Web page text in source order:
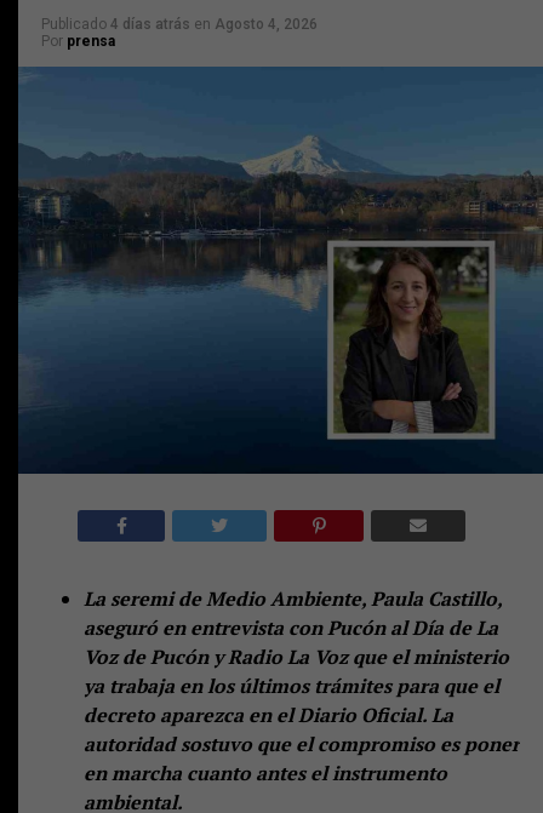
Publicado 4 días atrás en Agosto 4, 2026
Por prensa
La seremi de Medio Ambiente, Paula Castillo,
aseguró en entrevista con Pucón al Día de La
Voz de Pucón y Radio La Voz que el ministerio
ya trabaja en los últimos trámites para que el
decreto aparezca en el Diario Oficial. La
autoridad sostuvo que el compromiso es poner
en marcha cuanto antes el instrumento
ambiental.